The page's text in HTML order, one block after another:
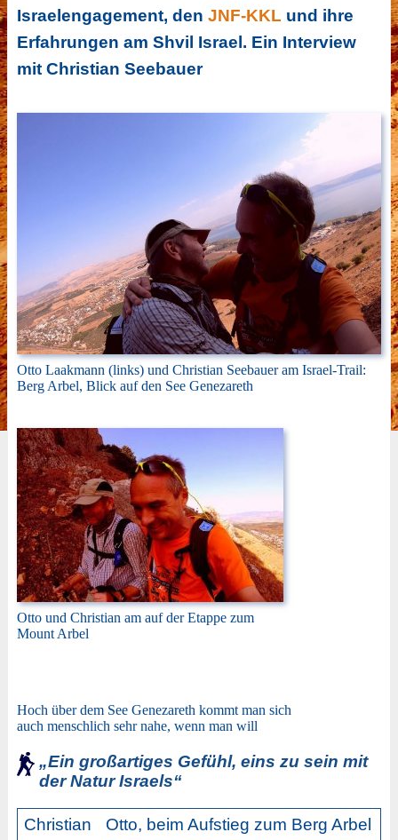
Israelengagement, den JNF-KKL und ihre
Erfahrungen am Shvil Israel. Ein Interview
mit Christian Seebauer
Otto Laakmann (links) und Christian Seebauer am Israel-Trail:
Berg Arbel, Blick auf den See Genezareth
Otto und Christian am auf der Etappe zum
Mount Arbel
Hoch über dem See Genezareth kommt man sich
auch menschlich sehr nahe, wenn man will
„Ein großartiges Gefühl, eins zu sein mit
der Natur Israels“
Christian
Otto, beim Aufstieg zum Berg Arbel